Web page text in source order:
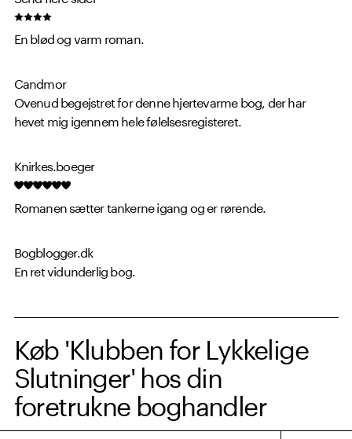
En blød og varm roman.
Candmor
Ovenud begejstret for denne hjertevarme bog, der har
hevet mig igennem hele følelsesregisteret.
Knirkes.boeger
Romanen sætter tankerne igang og er rørende.
Bogblogger.dk
En ret vidunderlig bog.
Køb 'Klubben for Lykkelige
Slutninger' hos din
foretrukne boghandler